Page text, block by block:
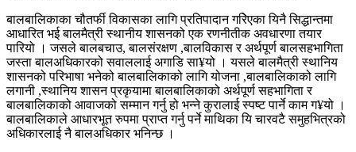
बालबालिकाका चौतर्फी विकासका लागि प्रतिपादान गरिेएका यिनै सिद्धान्तमा
आधारित भई बालमैत्री स्थानीय शासनको एक रणनीतीक अवधारणा तयार
पारियो । जसले बालबचाउ, बालसंरक्षण ,बालविकास र अर्थपूर्ण बालसहभागिता
जस्ता बालअधिकारको सवाललाई अगाडि सा¥यो । यसले बालमैत्री स्थानिय
शासनको परिभाषा भनेको बालबालिकाको लागि योजना ,बालबालिकाको लागि
लगानी ,स्थानिय शासन प्रकृयामा बालबालिकाको अर्थपूर्ण सहभागिता र
बालबालिकाको आवाजको सम्मान गर्नु हो भन्ने कुरालाई स्पष्ट पार्ने काम ग¥यो ।
बालबालिकाले आधारभूत रुपमा प्राप्त गर्नु पर्ने माथिका यि चारवटै समुहभित्रको
अधिकारलाई नै बालअधिकार भनिन्छ ।